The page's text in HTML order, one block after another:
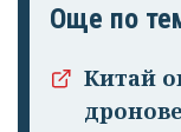
Още по
Китай